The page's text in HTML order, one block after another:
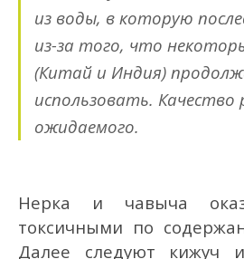
из воды, в которую
из-за того, что
(Китай и Индия)
использовать.
ожидаемого.
Нерка и чавыча
токсичными по
Далее следуют кижуч